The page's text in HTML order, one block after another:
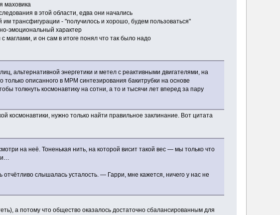
маховика
в этой области, едва они начались
трансфигурации - "получилось и хорошо, будем пользоваться"
эмоциональный характер
маглами, и он сам в итоге понял что так было надо
альтернативной энергетики и метел с реактивными двигателями, на
только описанного в МРМ синтезирования бакитрубки на основе
толкнуть космонавтику на сотни, а то и тысячи лет вперед за пару
космонавтики, нужно только найти правильное заклинание. Вот цитата
на неё. Тоненькая нить, на которой висит такой вес — мы только что
слышалась усталость. — Гарри, мне кажется, ничего у нас не
а потому что общество оказалось достаточно сбалансированным для